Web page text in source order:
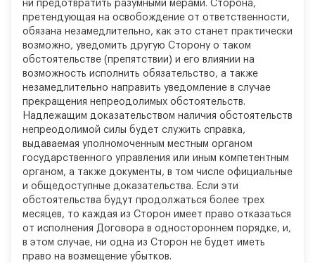
ни предотвратить разумными мерами. Сторона,
претендующая на освобождение от ответственности,
обязана незамедлительно, как это станет практически
возможно, уведомить другую Сторону о таком
обстоятельстве (препятствии) и его влиянии на
возможность исполнить обязательство, а также
незамедлительно направить уведомление в случае
прекращения непреодолимых обстоятельств.
Надлежащим доказательством наличия обстоятельств
непреодолимой силы будет служить справка,
выдаваемая уполномоченным местным органом
государственного управления или иным компетентным
органом, а также документы, в том числе официальные
и общедоступные доказательства. Если эти
обстоятельства будут продолжаться более трех
месяцев, то каждая из Сторон имеет право отказаться
от исполнения Договора в одностороннем порядке, и,
в этом случае, ни одна из Сторон не будет иметь
право на возмещение убытков.